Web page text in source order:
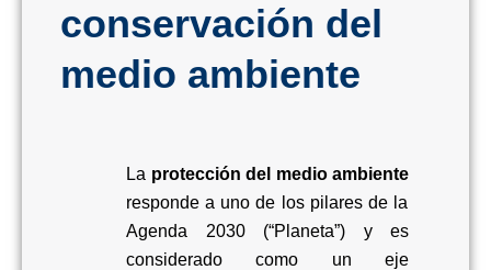
conservación del
medio ambiente
La protección del medio ambiente
responde a uno de los pilares de la
Agenda 2030 (“Planeta”) y es
considerado como un eje